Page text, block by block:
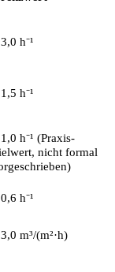
h⁻¹
h⁻¹
h⁻¹ (Praxis-
nicht formal
h⁻¹
m³/(m²·h)